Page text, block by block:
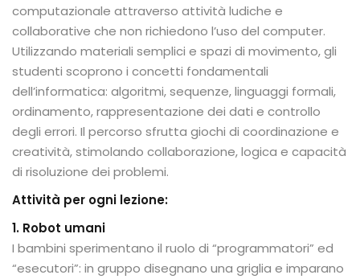
computazionale attraverso attività ludiche e
collaborative che non richiedono l’uso del computer.
Utilizzando materiali semplici e spazi di movimento, gli
studenti scoprono i concetti fondamentali
dell’informatica: algoritmi, sequenze, linguaggi formali,
ordinamento, rappresentazione dei dati e controllo
degli errori. Il percorso sfrutta giochi di coordinazione e
creatività, stimolando collaborazione, logica e capacità
di risoluzione dei problemi.
Attività per ogni lezione:
1. Robot umani
I bambini sperimentano il ruolo di “programmatori” ed
“esecutori”: in gruppo disegnano una griglia e imparano